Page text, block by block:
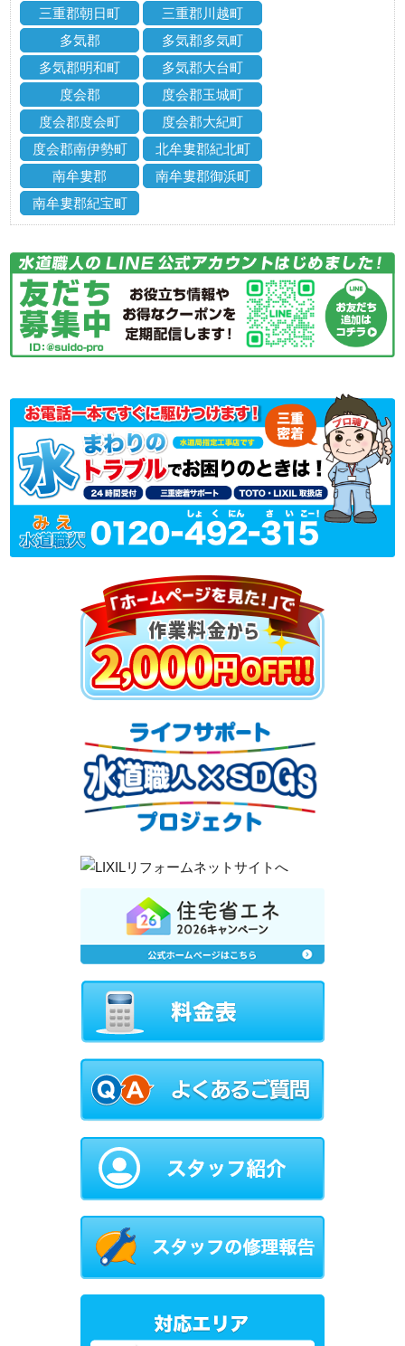
三重郡朝日町
三重郡川越町
多気郡
多気郡多気町
多気郡明和町
多気郡大台町
度会郡
度会郡玉城町
度会郡度会町
度会郡大紀町
度会郡南伊勢町
北牟婁郡紀北町
南牟婁郡
南牟婁郡御浜町
南牟婁郡紀宝町